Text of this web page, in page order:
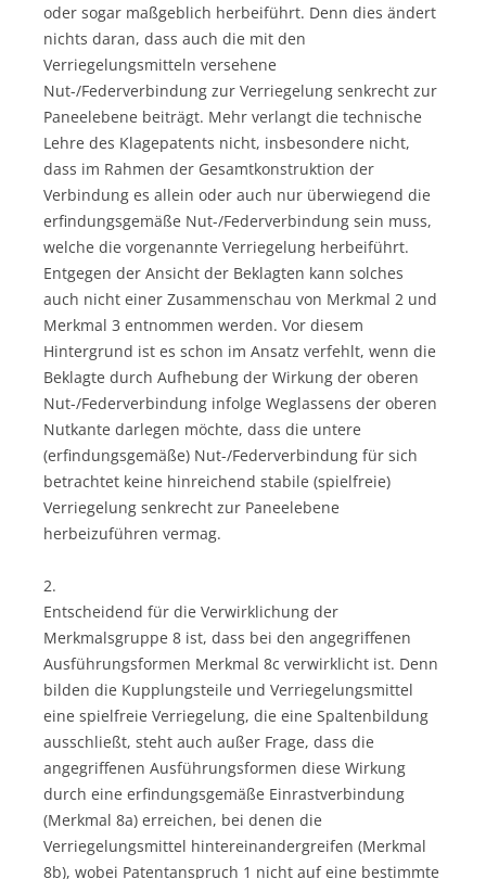
oder sogar maßgeblich herbeiführt. Denn dies ändert
nichts daran, dass auch die mit den
Verriegelungsmitteln versehene
Nut-/Federverbindung zur Verriegelung senkrecht zur
Paneelebene beiträgt. Mehr verlangt die technische
Lehre des Klagepatents nicht, insbesondere nicht,
dass im Rahmen der Gesamtkonstruktion der
Verbindung es allein oder auch nur überwiegend die
erfindungsgemäße Nut-/Federverbindung sein muss,
welche die vorgenannte Verriegelung herbeiführt.
Entgegen der Ansicht der Beklagten kann solches
auch nicht einer Zusammenschau von Merkmal 2 und
Merkmal 3 entnommen werden. Vor diesem
Hintergrund ist es schon im Ansatz verfehlt, wenn die
Beklagte durch Aufhebung der Wirkung der oberen
Nut-/Federverbindung infolge Weglassens der oberen
Nutkante darlegen möchte, dass die untere
(erfindungsgemäße) Nut-/Federverbindung für sich
betrachtet keine hinreichend stabile (spielfreie)
Verriegelung senkrecht zur Paneelebene
herbeizuführen vermag.
2.
Entscheidend für die Verwirklichung der
Merkmalsgruppe 8 ist, dass bei den angegriffenen
Ausführungsformen Merkmal 8c verwirklicht ist. Denn
bilden die Kupplungsteile und Verriegelungsmittel
eine spielfreie Verriegelung, die eine Spaltenbildung
ausschließt, steht auch außer Frage, dass die
angegriffenen Ausführungsformen diese Wirkung
durch eine erfindungsgemäße Einrastverbindung
(Merkmal 8a) erreichen, bei denen die
Verriegelungsmittel hintereinandergreifen (Merkmal
8b), wobei Patentanspruch 1 nicht auf eine bestimmte